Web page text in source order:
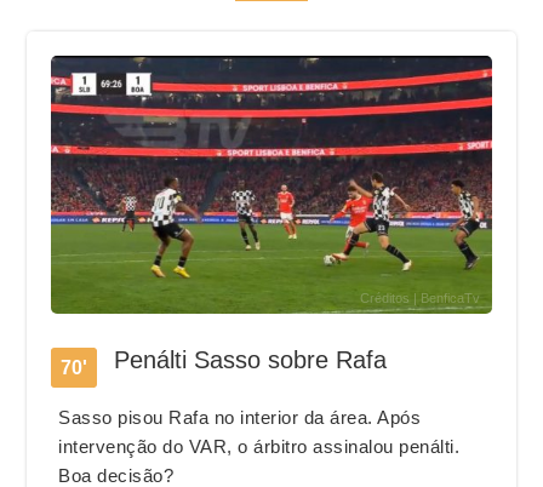
Créditos | BenficaTv
70' Penálti Sasso sobre Rafa
Sasso pisou Rafa no interior da área. Após
intervenção do VAR, o árbitro assinalou penálti.
Boa decisão?